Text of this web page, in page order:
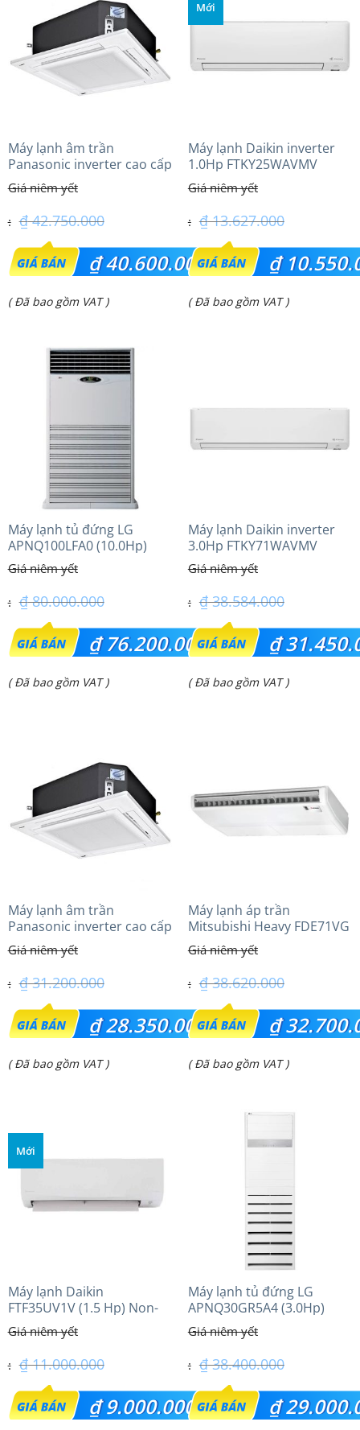
Máy lạnh âm trần
Panasonic inverter cao cấp
(5.0Hp) S-3448PU3HA/U-
43PRH1H5
₫42.750.000
Giá
gốc
là:
₫40.600.000
Giá
( Đã bao gồm VAT )
Mới
Máy lạnh Daikin inverter
1.0Hp FTKY25WAVMV
₫13.627.000
Giá
gốc
là:
₫
Giá
₫ 10.550.000.
( Đã bao gồm VAT )
Máy lạnh tủ đứng LG
APNQ100LFA0 (10.0Hp)
₫80.000.000
Giá
gốc
là:
₫76.200.000
Giá
₫ 76.200.000.
( Đã bao gồm VAT )
Máy lạnh Daikin inverter
3.0Hp FTKY71WAVMV
₫38.584.000
Giá
gốc
là:
₫
Giá
₫ 31.450.000.
( Đã bao gồm VAT )
Máy lạnh âm trần
Panasonic inverter cao cấp
(2.5Hp) S-1821PU3HA/U-
21PRH1H5
₫31.200.000
Giá
gốc
là:
₫28.350.000
Giá
₫ 28.350.000.
( Đã bao gồm VAT )
Máy lạnh áp trần
Mitsubishi Heavy FDE71VG
(3.0Hp) Tiêu chuẩn
₫38.620.000
Giá
gốc
là:
₫
Giá
( Đã bao gồm VAT )
Mới
Máy lạnh Daikin
FTF35UV1V (1.5 Hp) Non-
inverter Thái lan
₫11.000.000
Giá
gốc
₫9.000.000
Máy lạnh tủ đứng LG
APNQ30GR5A4 (3.0Hp)
Inverter
₫38.400.000
Giá
gốc
₫